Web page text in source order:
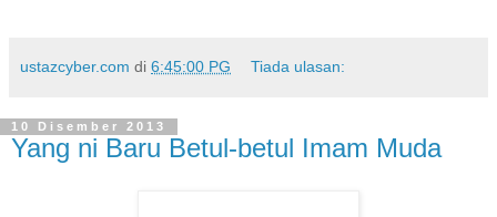
ustazcyber.com di 6:45:00 PG Tiada ulasan:
10 Disember 2013
Yang ni Baru Betul-betul Imam Muda